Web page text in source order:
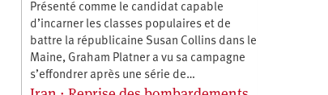
Présenté comme le candidat capable
d’incarner les classes populaires et de
battre la républicaine Susan Collins dans le
Maine, Graham Platner a vu sa campagne
s’effondrer après une série de…